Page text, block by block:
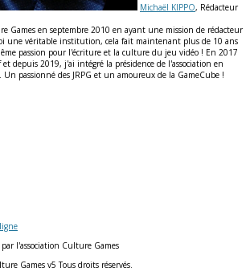
Michaël KIPPO, Rédacteur
Games en septembre 2010 en ayant une mission de rédacteur
une véritable institution, cela fait maintenant plus de 10 ans
passion pour l'écriture et la culture du jeu vidéo ! En 2017
depuis 2019, j'ai intégré la présidence de l'association en
passionné des JRPG et un amoureux de la GameCube !
l'association Culture Games
Games v5 Tous droits réservés.